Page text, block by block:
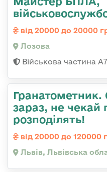
від 20000 до 20000
Лозова
Військова частина
зараз, не чекай
розподілять!
від 20000 до 120000
Львів, Львівська